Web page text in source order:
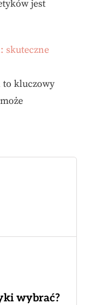
jest
skuteczne
to kluczowy
wybrać?